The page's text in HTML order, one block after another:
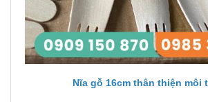
Nĩa gỗ 16cm thân thiện môi